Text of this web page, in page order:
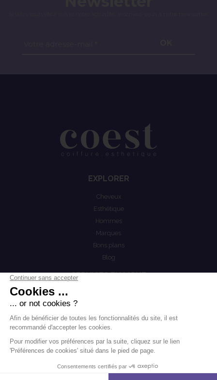
EXPLORER
Cheveux
Esthétique
Hommes
Marques
Bons plans
Blog
SERVICES EN LIGNE
Mention légales
Actualités
Politiques de confidentialités
Conditions générales de vente